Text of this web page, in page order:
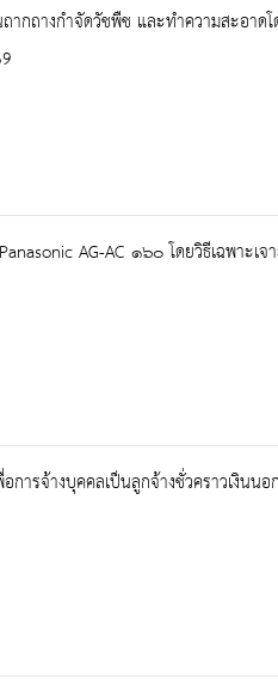
กถางกำจัดวัชพืช และทำความสะอาด
AG-AC ๑๖๐ โดยวิธีเฉพาะเจ
ารจ้างบุคคลเป็นลูกจ้างชั่วคราวเงิน